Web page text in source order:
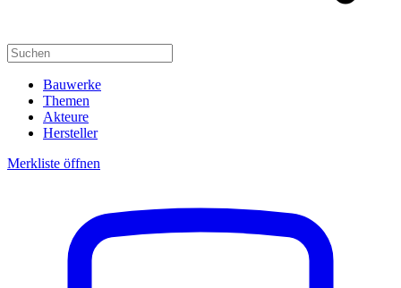
Bauwerke
Themen
Akteure
Hersteller
Merkliste öffnen